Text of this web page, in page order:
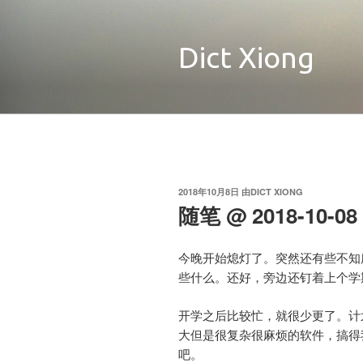
Dict Xiong
发
布
于
2018年10月8日 由DICT XIONG
随笔 @ 2018-10-
今晚开始熄灯了。突然还有些不
些什么。还好，旁边还钉着上个
开学之后比较忙，就很少更了。
大但是很复杂很麻烦的软件，搞
吧。